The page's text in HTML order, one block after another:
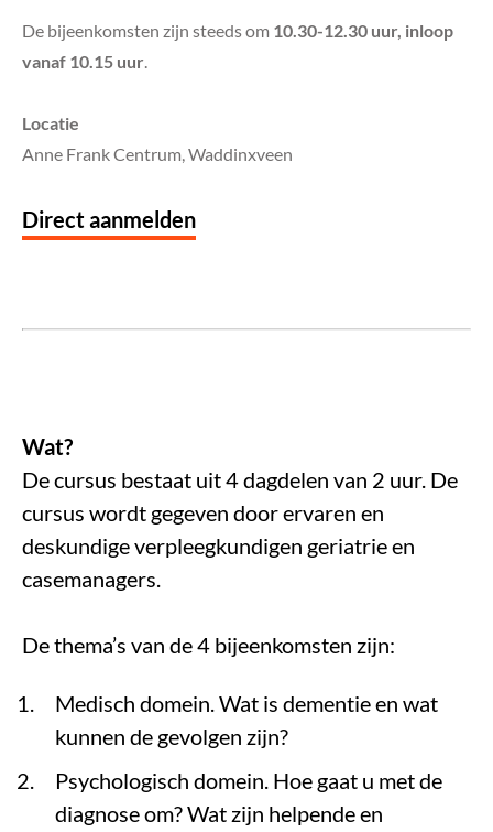
De bijeenkomsten zijn steeds om 10.30-12.30 uur, inloop
vanaf 10.15 uur.
Locatie
Anne Frank Centrum, Waddinxveen
Direct aanmelden
Wat?
De cursus bestaat uit 4 dagdelen van 2 uur. De
cursus wordt gegeven door ervaren en
deskundige verpleegkundigen geriatrie en
casemanagers.
De thema’s van de 4 bijeenkomsten zijn:
Medisch domein. Wat is dementie en wat
kunnen de gevolgen zijn?
Psychologisch domein. Hoe gaat u met de
diagnose om? Wat zijn helpende en